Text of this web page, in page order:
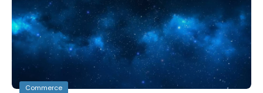
Commerce